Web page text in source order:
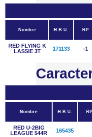
Nombre H.B.U. RP
RED FLYING K
LASSIE 3T
171133 -1
Nombre H.B.U. RP
RED U-2BIG
LEAGUE 544R
165435